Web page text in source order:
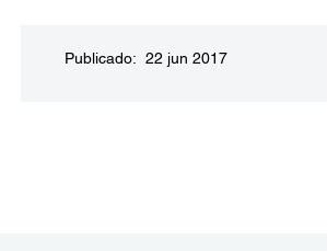
Publicado: 22 jun 2017